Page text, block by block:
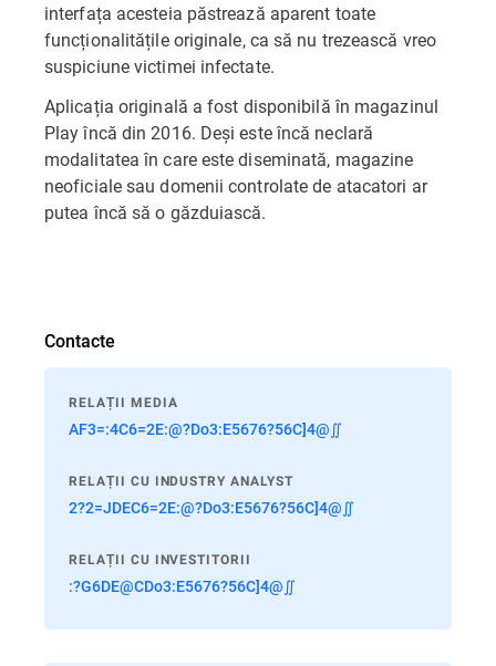
interfața acesteia păstrează aparent toate
funcționalitățile originale, ca să nu trezească vreo
suspiciune victimei infectate.
Aplicația originală a fost disponibilă în magazinul
Play încă din 2016. Deși este încă neclară
modalitatea în care este diseminată, magazine
neoficiale sau domenii controlate de atacatori ar
putea încă să o găzduiască.
Contacte
RELAȚII MEDIA
AF3=:4C6=2E:@?Do3:E5676?56C]4@∬
RELAȚII CU INDUSTRY ANALYST
2?2=JDEC6=2E:@?Do3:E5676?56C]4@∬
RELAȚII CU INVESTITORII
:?G6DE@CDo3:E5676?56C]4@∬